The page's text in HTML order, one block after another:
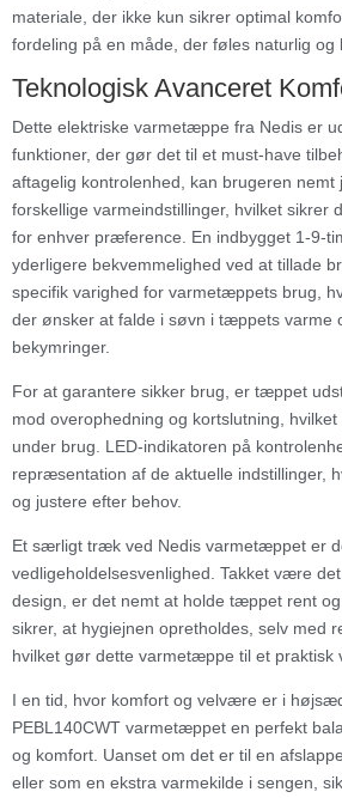
materiale, der ikke kun sikrer optimal
fordeling på en måde, der føles naturlig og
Teknologisk Avanceret
Dette elektriske varmetæppe fra Nedis er
funktioner, der gør det til et must-have
aftagelig kontrolenhed, kan brugeren nemt
forskellige varmeindstillinger, hvilket sikrer
for enhver præference. En indbygget 1-9-
yderligere bekvemmelighed ved at tillade
specifik varighed for varmetæppets brug,
der ønsker at falde i søvn i tæppets varme
bekymringer.
For at garantere sikker brug, er tæppet
mod overophedning og kortslutning,
under brug. LED-indikatoren på
repræsentation af de aktuelle indstillinger,
og justere efter behov.
Et særligt træk ved Nedis varmetæppet er
vedligeholdelsesvenlighed. Takket være
design, er det nemt at holde tæppet rent
sikrer, at hygiejnen opretholdes, selv med
hvilket gør dette varmetæppe til et praktisk
I en tid, hvor komfort og velvære er i
PEBL140CWT varmetæppet en perfekt
og komfort. Uanset om det er til en
eller som en ekstra varmekilde i sengen,